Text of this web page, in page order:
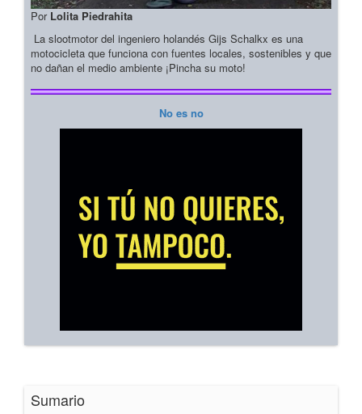
Por Lolita Piedrahita
La slootmotor del ingeniero holandés Gijs Schalkx es una
motocicleta que funciona con fuentes locales, sostenibles y que
no dañan el medio ambiente ¡Pincha su moto!
No es no
Sumario